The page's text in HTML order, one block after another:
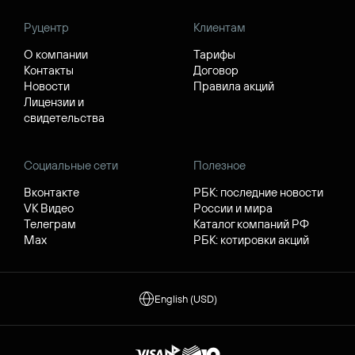
Руцентр
О компании
Контакты
Новости
Лицензии и
свидетельства
Клиентам
Тарифы
Договор
Правила акций
Социальные сети
Вконтакте
VK Видео
Телеграм
Max
Полезное
РБК: последние новости
России и мира
Каталог компаний РФ
РБК: котировки акций
English (USD)